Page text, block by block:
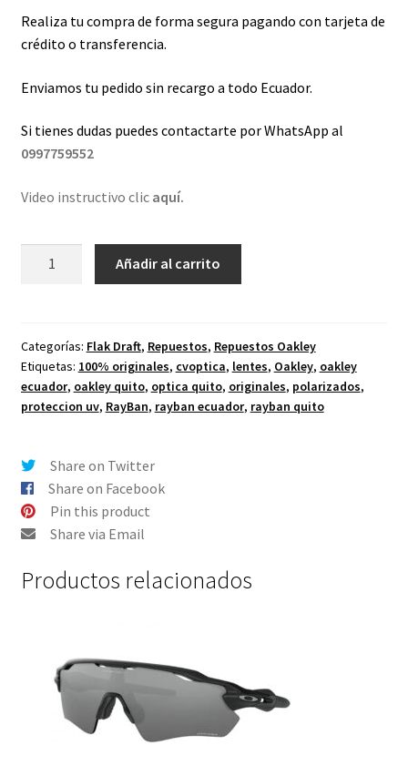
Realiza tu compra de forma segura pagando con tarjeta de
crédito o transferencia.
Enviamos tu pedido sin recargo a todo Ecuador.
Si tienes dudas puedes contactarte por WhatsApp al
0997759552
Video instructivo clic aquí.
Oakley
Flak
Draft
Color
Espejo
-
POLARIZADO
cantidad
Añadir al carrito
Categorías: Flak Draft, Repuestos, Repuestos Oakley
Etiquetas: 100% originales, cvoptica, lentes, Oakley, oakley
ecuador, oakley quito, optica quito, originales, polarizados,
proteccion uv, RayBan, rayban ecuador, rayban quito
Share on Twitter
Share on Facebook
Pin this product
Share via Email
Productos relacionados